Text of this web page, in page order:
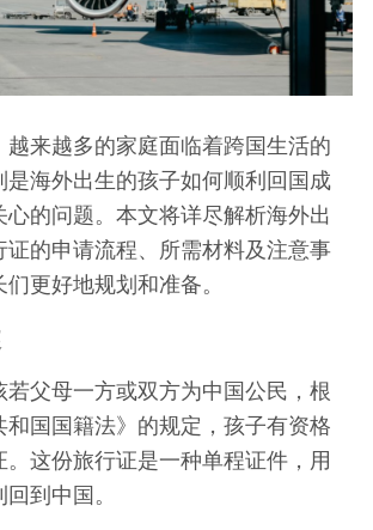
越来越多的家庭面临着跨国生活的
是海外出生的孩子如何顺利回国成
心的问题。本文将详尽解析海外出
证的申请流程、所需材料及注意事
更好地规划和准备。
若父母一方或双方为中国公民，根
和国国籍法》的规定，孩子有资格
。这份旅行证是一种单程证件，用
到中国。